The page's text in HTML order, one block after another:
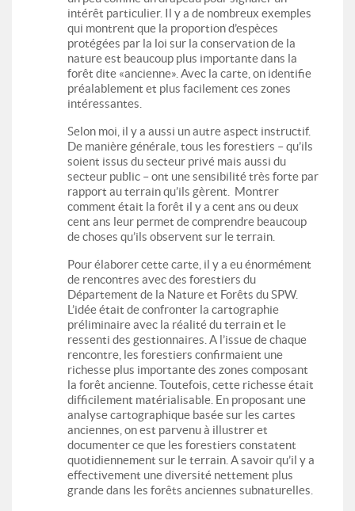
intérêt particulier. Il y a de nombreux exemples
qui montrent que la proportion d’espèces
protégées par la loi sur la conservation de la
nature est beaucoup plus importante dans la
forêt dite «ancienne». Avec la carte, on identifie
préalablement et plus facilement ces zones
intéressantes.
Selon moi, il y a aussi un autre aspect instructif.
De manière générale, tous les forestiers – qu’ils
soient issus du secteur privé mais aussi du
secteur public – ont une sensibilité très forte par
rapport au terrain qu’ils gèrent. Montrer
comment était la forêt il y a cent ans ou deux
cent ans leur permet de comprendre beaucoup
de choses qu’ils observent sur le terrain.
Pour élaborer cette carte, il y a eu énormément
de rencontres avec des forestiers du
Département de la Nature et Forêts du SPW.
L’idée était de confronter la cartographie
préliminaire avec la réalité du terrain et le
ressenti des gestionnaires. A l’issue de chaque
rencontre, les forestiers confirmaient une
richesse plus importante des zones composant
la forêt ancienne. Toutefois, cette richesse était
difficilement matérialisable. En proposant une
analyse cartographique basée sur les cartes
anciennes, on est parvenu à illustrer et
documenter ce que les forestiers constatent
quotidiennement sur le terrain. A savoir qu’il y a
effectivement une diversité nettement plus
grande dans les forêts anciennes subnaturelles.